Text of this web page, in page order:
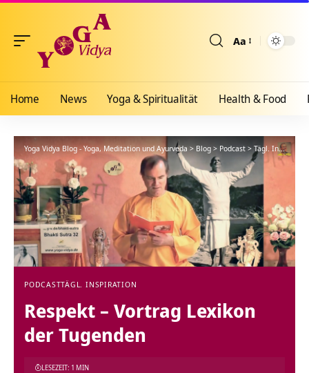
Aa
Home News Yoga & Spiritualität Health & Food
Yoga Vidya Blog - Yoga, Meditation und Ayurveda>Blog > Podcast >Tägl. Inspiration
PODCASTTÄGL. INSPIRATION
Respekt – Vortrag Lexikon
der Tugenden
LESEZEIT: 1 MIN